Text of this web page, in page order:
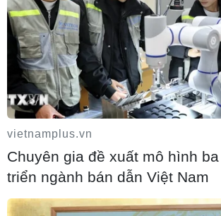
Thắt chặt tình hữu nghị sắt
cựu chuyên gia quân sự Nga
06/08/2026 06:23
vietnamplus.vn
Chuyên gia đề xuất mô hình
triển ngành bán dẫn Việt Nam